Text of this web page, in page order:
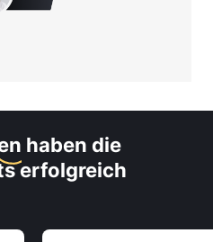
haben die
erfolgreich